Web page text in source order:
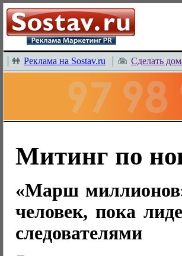
Реклама на Sostav.ru Сделать
Митинг по
«Марш
человек, пока
следователями